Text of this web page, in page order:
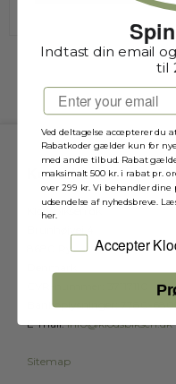
Kontakt
Klodsbiksen.dk
8680 Ry
Bankoplysninger:7780-
E-mail: info@klodsbiksen.dk
Sitemap
Indtast din email
til
Email
Ved deltagelse accepterer du
Rabatkoder gælder kun for
med andre tilbud. Rabat
maksimalt 500 kr. i rabat pr.
over 299 kr. Vi behandler
udsendelse af nyhedsbreve.
her.
Jeg accepterer
Accepter